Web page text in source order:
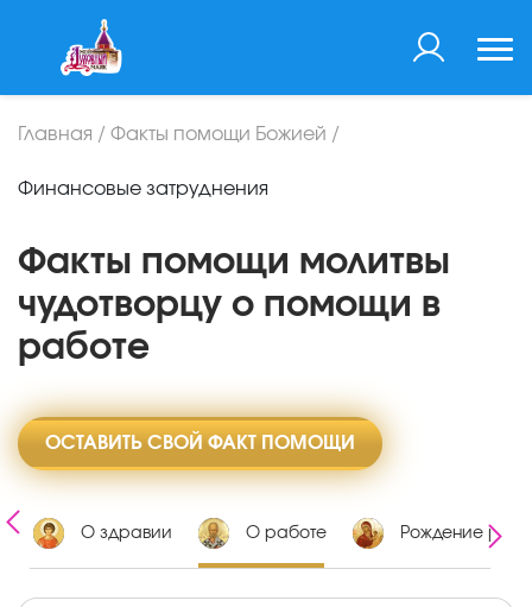
Главная / Факты помощи Божией /
Финансовые затруднения
Факты помощи молитвы
чудотворцу о помощи в
работе
ОСТАВИТЬ СВОЙ ФАКТ ПОМОЩИ
О здравии О работе Рождение